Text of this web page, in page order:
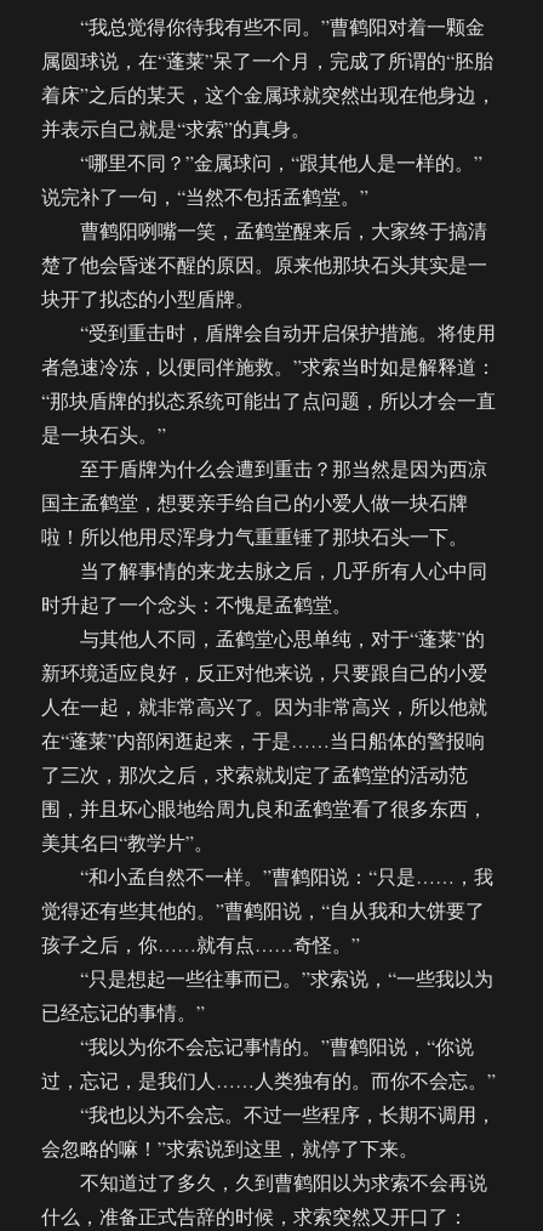
“我总觉得你待我有些不同。”曹鹤阳对着一颗金
属圆球说，在“蓬莱”呆了一个月，完成了所谓的“胚胎
着床”之后的某天，这个金属球就突然出现在他身边，
并表示自己就是“求索”的真身。
“哪里不同？”金属球问，“跟其他人是一样的。”
说完补了一句，“当然不包括孟鹤堂。”
曹鹤阳咧嘴一笑，孟鹤堂醒来后，大家终于搞清
楚了他会昏迷不醒的原因。原来他那块石头其实是一
块开了拟态的小型盾牌。
“受到重击时，盾牌会自动开启保护措施。将使用
者急速冷冻，以便同伴施救。”求索当时如是解释道：
“那块盾牌的拟态系统可能出了点问题，所以才会一直
是一块石头。”
至于盾牌为什么会遭到重击？那当然是因为西凉
国主孟鹤堂，想要亲手给自己的小爱人做一块石牌
啦！所以他用尽浑身力气重重锤了那块石头一下。
当了解事情的来龙去脉之后，几乎所有人心中同
时升起了一个念头：不愧是孟鹤堂。
与其他人不同，孟鹤堂心思单纯，对于“蓬莱”的
新环境适应良好，反正对他来说，只要跟自己的小爱
人在一起，就非常高兴了。因为非常高兴，所以他就
在“蓬莱”内部闲逛起来，于是……当日船体的警报响
了三次，那次之后，求索就划定了孟鹤堂的活动范
围，并且坏心眼地给周九良和孟鹤堂看了很多东西，
美其名曰“教学片”。
“和小孟自然不一样。”曹鹤阳说：“只是……，我
觉得还有些其他的。”曹鹤阳说，“自从我和大饼要了
孩子之后，你……就有点……奇怪。”
“只是想起一些往事而已。”求索说，“一些我以为
已经忘记的事情。”
“我以为你不会忘记事情的。”曹鹤阳说，“你说
过，忘记，是我们人……人类独有的。而你不会忘。”
“我也以为不会忘。不过一些程序，长期不调用，
会忽略的嘛！”求索说到这里，就停了下来。
不知道过了多久，久到曹鹤阳以为求索不会再说
什么，准备正式告辞的时候，求索突然又开口了：